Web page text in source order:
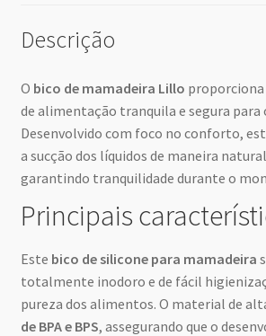
Descrição
O bico de mamadeira Lillo proporciona
de alimentação tranquila e segura para
Desenvolvido com foco no conforto,
a sucção dos líquidos de maneira
garantindo tranquilidade durante o
Principais
Este bico de silicone para mamadeira
totalmente inodoro e de fácil
pureza dos alimentos. O material de
de BPA e BPS, assegurando que o